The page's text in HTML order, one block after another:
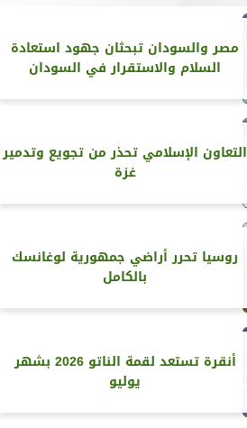
مصر والسودان تبحثان جهود استعادة
السلام والاستقرار في السودان
التعاون الإسلامي تحذر من تجويع وتدمير
غزة
روسيا تحرر أراضي جمهورية لوغانسك
بالكامل
أنقرة تستعد لقمة الناتو 2026 بشهر
يوليو